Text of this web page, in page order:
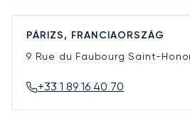
PÁRIZS, FRANCIAORSZÁG
9 Rue du Faubourg Saint-
+33 1 89 16 40 70